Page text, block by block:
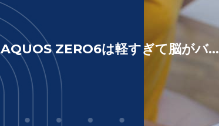
AQUOS ZERO6は軽すぎて脳がバ...